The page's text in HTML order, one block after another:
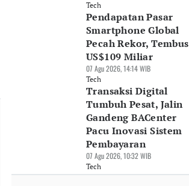
Tech
Pendapatan Pasar
Smartphone Global
Pecah Rekor, Tembus
US$109 Miliar
07 Agu 2026, 14:14 WIB
Tech
Transaksi Digital
Tumbuh Pesat, Jalin
Gandeng BACenter
Pacu Inovasi Sistem
Pembayaran
07 Agu 2026, 10:32 WIB
Tech